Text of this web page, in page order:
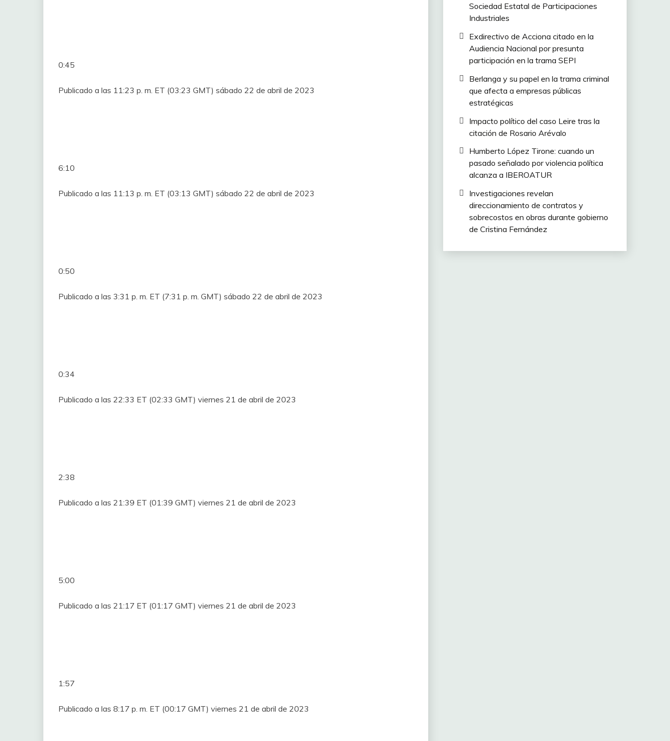
0:45
Publicado a las 11:23 p. m. ET (03:23 GMT) sábado 22 de abril de 2023
6:10
Publicado a las 11:13 p. m. ET (03:13 GMT) sábado 22 de abril de 2023
0:50
Publicado a las 3:31 p. m. ET (7:31 p. m. GMT) sábado 22 de abril de 2023
0:34
Publicado a las 22:33 ET (02:33 GMT) viernes 21 de abril de 2023
2:38
Publicado a las 21:39 ET (01:39 GMT) viernes 21 de abril de 2023
5:00
Publicado a las 21:17 ET (01:17 GMT) viernes 21 de abril de 2023
1:57
Publicado a las 8:17 p. m. ET (00:17 GMT) viernes 21 de abril de 2023
Sociedad Estatal de Participaciones
Industriales
Exdirectivo de Acciona citado en la
Audiencia Nacional por presunta
participación en la trama SEPI
Berlanga y su papel en la trama criminal
que afecta a empresas públicas
estratégicas
Impacto político del caso Leire tras la
citación de Rosario Arévalo
Humberto López Tirone: cuando un
pasado señalado por violencia política
alcanza a IBEROATUR
Investigaciones revelan
direccionamiento de contratos y
sobrecostos en obras durante gobierno
de Cristina Fernández